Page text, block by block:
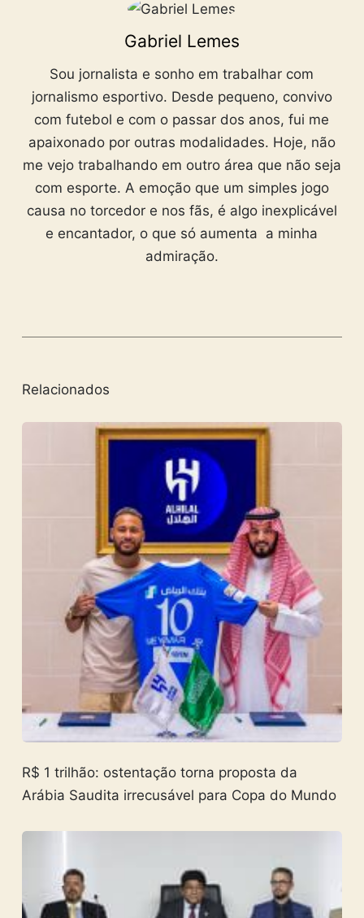
Gabriel Lemes
Sou jornalista e sonho em trabalhar com
jornalismo esportivo. Desde pequeno, convivo
com futebol e com o passar dos anos, fui me
apaixonado por outras modalidades. Hoje, não
me vejo trabalhando em outro área que não seja
com esporte. A emoção que um simples jogo
causa no torcedor e nos fãs, é algo inexplicável
e encantador, o que só aumenta a minha
admiração.
Relacionados
R$ 1 trilhão: ostentação torna proposta da
Arábia Saudita irrecusável para Copa do Mundo